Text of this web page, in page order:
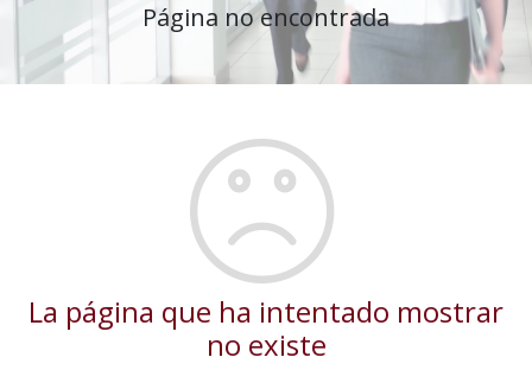
Página no encontrada
La página que ha intentado mostrar
no existe